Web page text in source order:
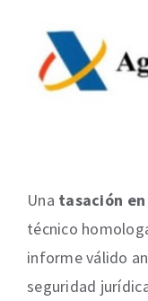
Una tasación
técnico
informe válido
seguridad